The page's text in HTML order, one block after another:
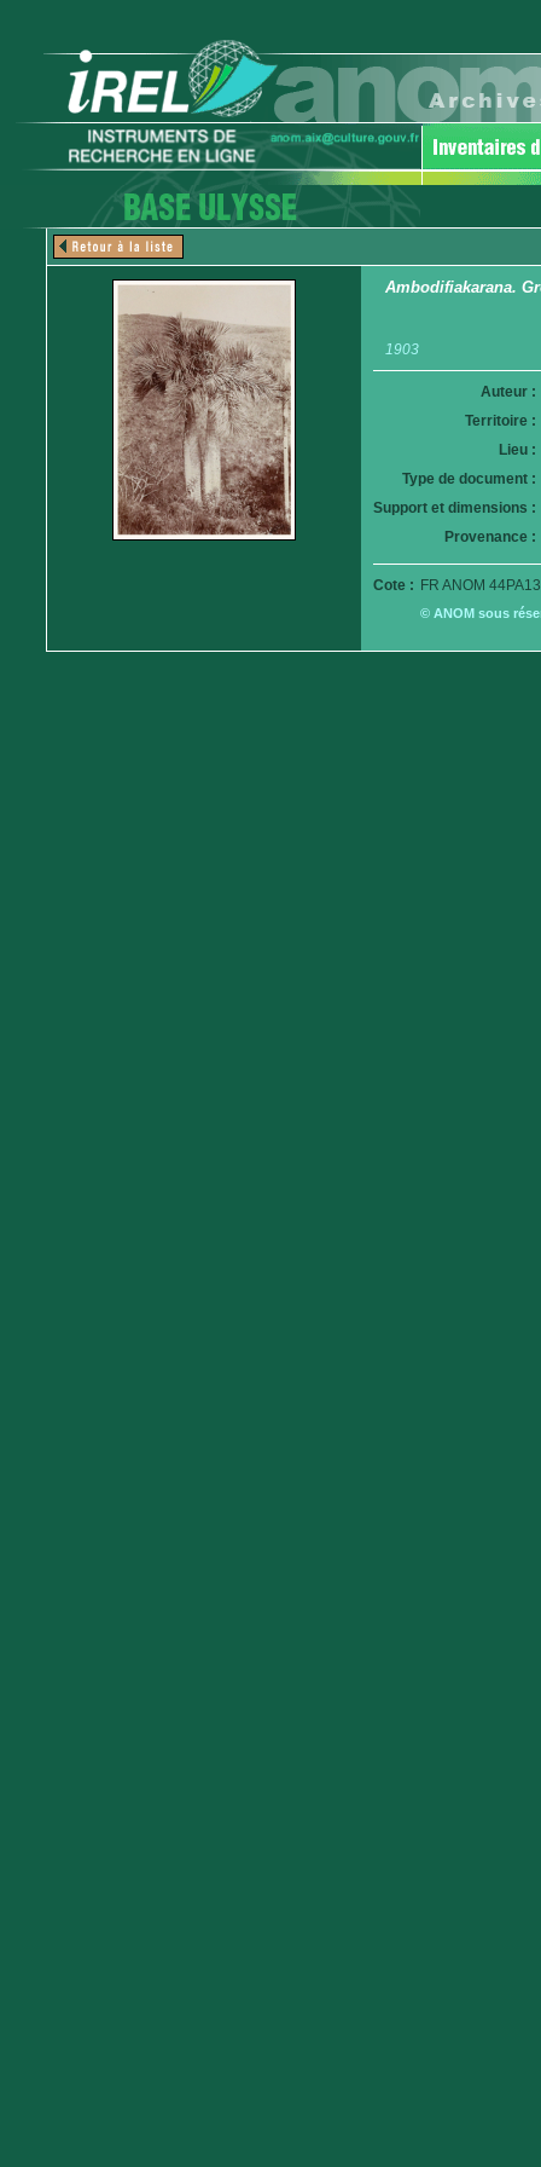
Ambodifiakarana.
1903
Auteur :
Territoire :
Lieu :
Type de document :
Support et dimensions :
Provenance :
Cote : FR ANOM
© ANOM sous